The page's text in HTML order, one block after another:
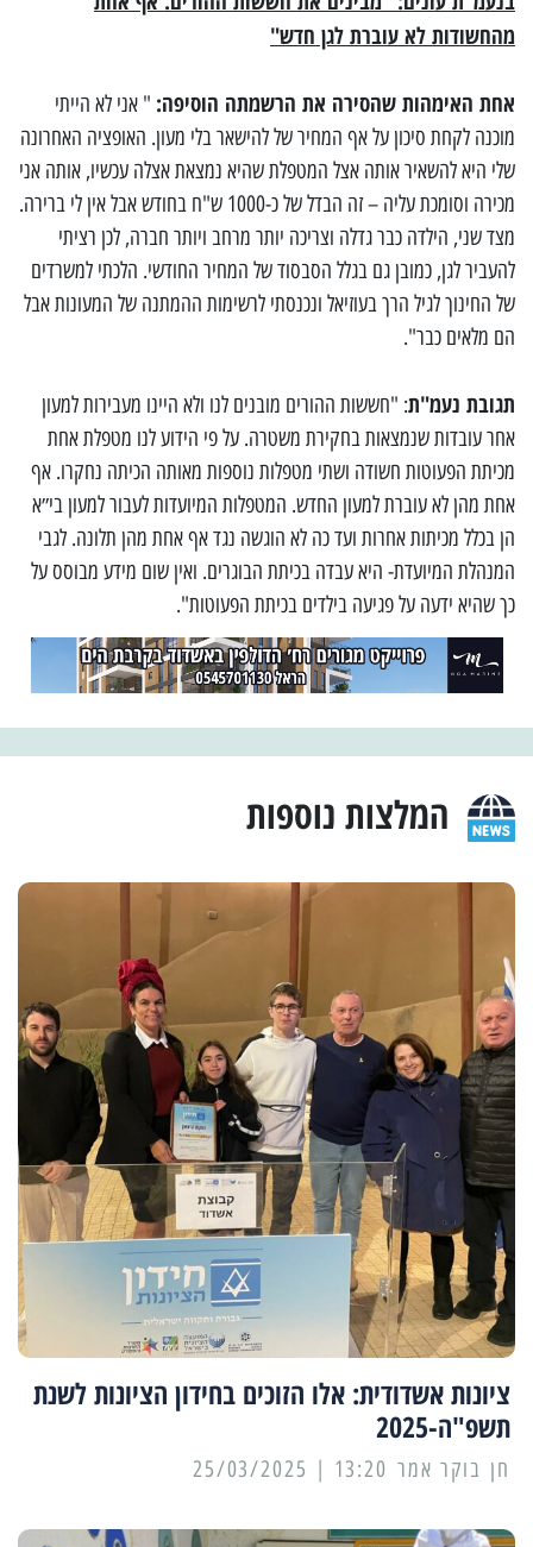
מהחשודות לא עוברת לגן חדש"
אחת האימהות שהסירה את הרשמתה הוסיפה: " אני לא הייתי
מוכנה לקחת סיכון על אף המחיר של להישאר בלי מעון. האופציה האחרונה
שלי היא להשאיר אותה אצל המטפלת שהיא נמצאת אצלה עכשיו, אותה אני
מכירה וסומכת עליה – זה הבדל של כ-1000 ש"ח בחודש אבל אין לי ברירה.
מצד שני, הילדה כבר גדלה וצריכה יותר מרחב ויותר חברה, לכן רציתי
להעביר לגן, כמובן גם בגלל הסבסוד של המחיר החודשי. הלכתי למשרדים
של החינוך לגיל הרך בעוזיאל ונכנסתי לרשימות ההמתנה של המעונות אבל
הם מלאים כבר".
תגובת נעמ"ת: "חששות ההורים מובנים לנו ולא היינו מעבירות למעון
אחר עובדות שנמצאות בחקירת משטרה. על פי הידוע לנו מטפלת אחת
מכיתת הפעוטות חשודה ושתי מטפלות נוספות מאותה הכיתה נחקרו. אף
אחת מהן לא עוברת למעון החדש. המטפלות המיועדות לעבור למעון בי״א
הן בכלל מכיתות אחרות ועד כה לא הוגשה נגד אף אחת מהן תלונה. לגבי
המנהלת המיועדת- היא עבדה בכיתת הבוגרים. ואין שום מידע מבוסס על
כך שהיא ידעה על פגיעה בילדים בכיתת הפעוטות".
המלצות נוספות
ציונות אשדודית: אלו הזוכים בחידון הציונות לשנת
תשפ"ה-2025
13:20 | 25/03/2025